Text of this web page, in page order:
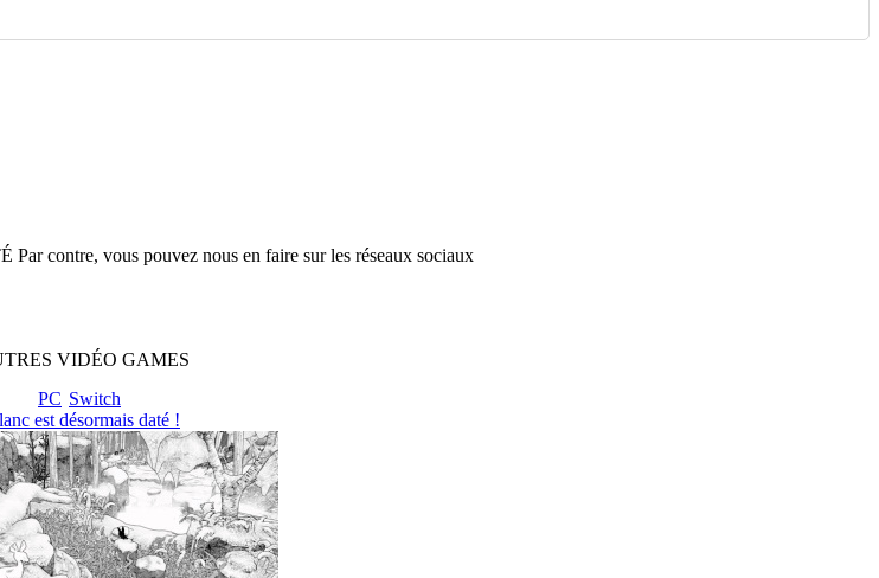
Par contre, vous pouvez nous en faire sur les réseaux sociaux
VIDÉO GAMES
PC Switch
est désormais daté !